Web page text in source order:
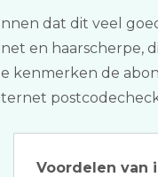
dat dit veel
en haarscherpe,
kenmerken de
Voordelen van